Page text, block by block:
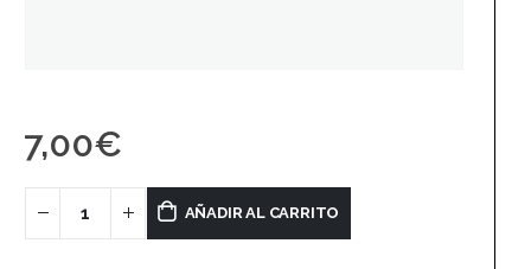
7,00€
AÑADIR AL CARRITO